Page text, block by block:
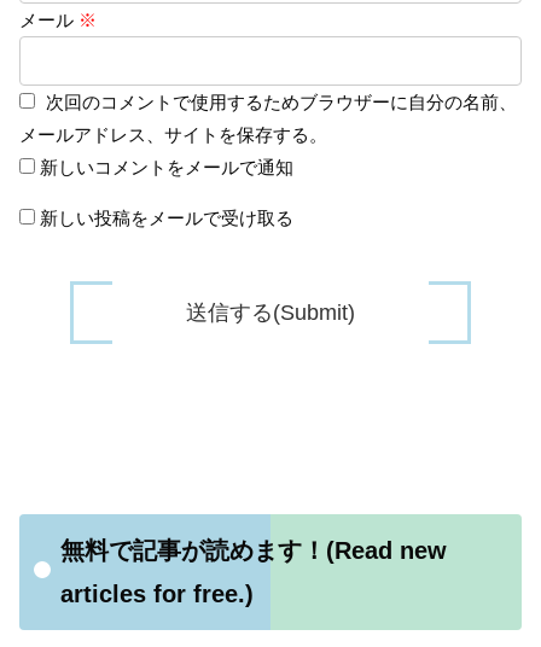
メール ※
次回のコメントで使用するためブラウザーに自分の名前、
メールアドレス、サイトを保存する。
新しいコメントをメールで通知
新しい投稿をメールで受け取る
無料で記事が読めます！(Read new
articles for free.)